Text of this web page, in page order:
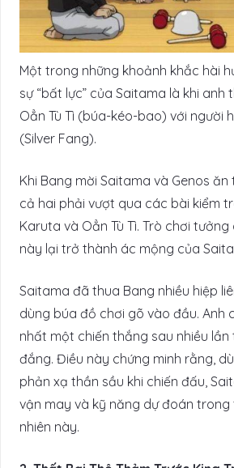
Một trong những khoảnh khắc hài
sự “bất lực” của Saitama là khi anh
Oẳn Tù Tì (búa-kéo-bao) với người
(Silver Fang).
Khi Bang mời Saitama và Genos
cả hai phải vượt qua các bài kiểm
Karuta và Oẳn Tù Tì. Trò chơi
này lại trở thành ác mộng của
Saitama đã thua Bang nhiều hiệp
dùng búa đồ chơi gõ vào đầu. Anh
nhất một chiến thắng sau nhiều
đắng. Điều này chứng minh rằng,
phản xạ thần sầu khi chiến đấu,
vận may và kỹ năng dự đoán
nhiên này.